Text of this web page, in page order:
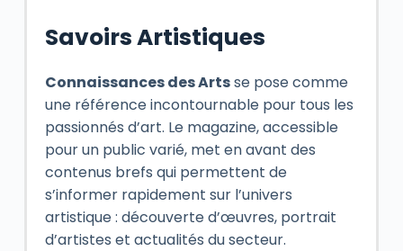
Savoirs Artistiques
Connaissances des Artsse pose comme
une référence incontournable pour tous les
passionnés d’art. Le magazine, accessible
pour un public varié, met en avant des
contenus brefs qui permettent de
s’informer rapidement sur l’univers
artistique : découverte d’œuvres, portrait
d’artistes et actualités du secteur.